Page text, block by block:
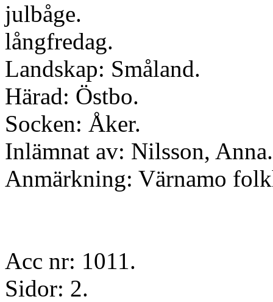
julbåge.
långfredag.
Landskap: Småland.
Härad: Östbo.
Socken: Åker.
Inlämnat av: Nilsson, Anna.
Anmärkning: Värnamo
Acc nr: 1011.
Sidor: 2.